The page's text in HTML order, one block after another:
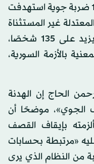
ولم يهتز الاتفاق بعد أكثر من 100 ضربة جوية استهدفت
غير المستثناة
من الاتفاق، وأدت إلى مقتل ما يزيد على 135 شخصًا،
بالأزمة السورية،
الحاج إن الهدنة
الجوي»، موضحًا أن
بإيقاف القصف
«مرتبطة بحسابات
من النظام الذي يرى